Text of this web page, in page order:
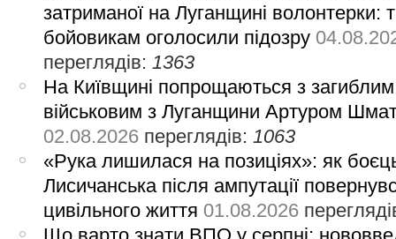
затриманої на Луганщині волонтерки:
бойовикам оголосили підозру
переглядів: 1363
На Київщині попрощаються з загиблим
військовим з Луганщини Артуром
02.08.2026 переглядів: 1063
«Рука лишилася на позиціях»: як
Лисичанська після ампутації
цивільного життя 01.08.2026